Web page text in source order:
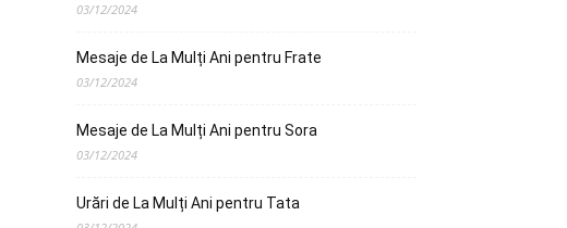
03/12/2024
Mesaje de La Mulți Ani pentru Frate
03/12/2024
Mesaje de La Mulți Ani pentru Sora
03/12/2024
Urări de La Mulți Ani pentru Tata